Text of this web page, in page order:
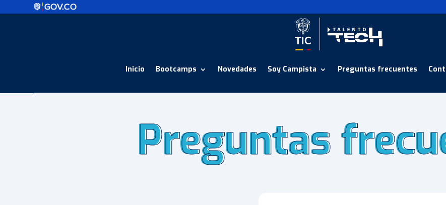
Inicio Bootcamps Novedades Soy Campista Preguntas frecuentes
Preguntas
Preguntas